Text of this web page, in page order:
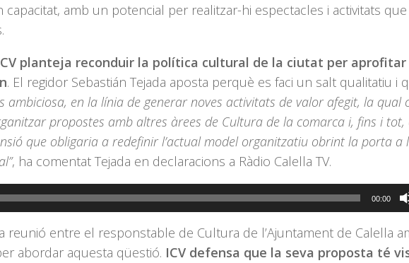
capacitat, amb un potencial per realitzar-hi espectacles i activitats
planteja reconduir la política cultural de la ciutat per
. El regidor Sebastián Tejada aposta perquè es faci un salt qualitatiu i
ambiciosa, en la línia de generar noves activitats de valor afegit, la qual
propostes amb altres àrees de Cultura de la comarca i, fins i
que obligaria a redefinir l’actual model organitzatiu obrint la porta a
, ha comentat Tejada en declaracions a Ràdio Calella TV.
00:00
reunió entre el responstable de Cultura de l’Ajuntament de Calella
abordar aquesta qüestió. ICV defensa que la seva proposta té